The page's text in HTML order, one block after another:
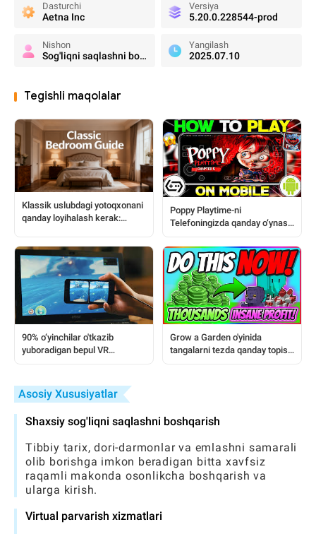
Dasturchi
Aetna Inc
Versiya
5.20.0.228544-prod
Nishon
Sog'liqni saqlashni boshqarish
Yangilash
2025.07.10
Tegishli maqolalar
Klassik uslubdagi yotoqxonani
qanday loyihalash kerak:
Poppy Playtime-ni
Telefoningizda qanday o‘ynash
to’liq qo‘llanma
90% o‘yinchilar o'tkazib
yuboradigan bepul VR
mumkin
Grow a Garden o'yinida
tangalarni tezda qanday topish
Asosiy Xususiyatlar
Shaxsiy sog'liqni saqlashni boshqarish
Tibbiy tarix, dori-darmonlar va emlashni samarali
olib borishga imkon beradigan bitta xavfsiz
raqamli makonda osonlikcha boshqarish va
ularga kirish.
Virtual parvarish xizmatlari